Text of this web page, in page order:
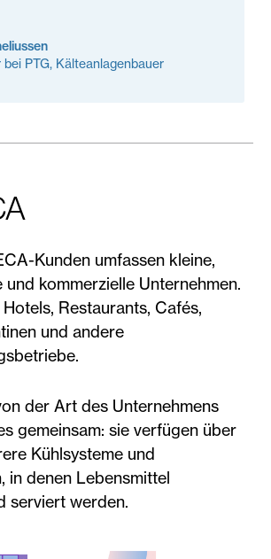
PTG, Kälteanlagenbauer
Kunden umfassen kleine,
kommerzielle Unternehmen.
Restaurants, Cafés,
und andere
der Art des Unternehmens
gemeinsam: sie verfügen über
Kühlsysteme und
in denen Lebensmittel
serviert werden.